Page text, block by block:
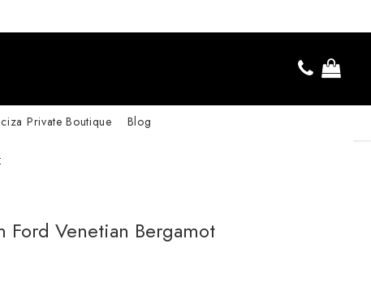
Private Boutique Blog
Ford Venetian Bergamot